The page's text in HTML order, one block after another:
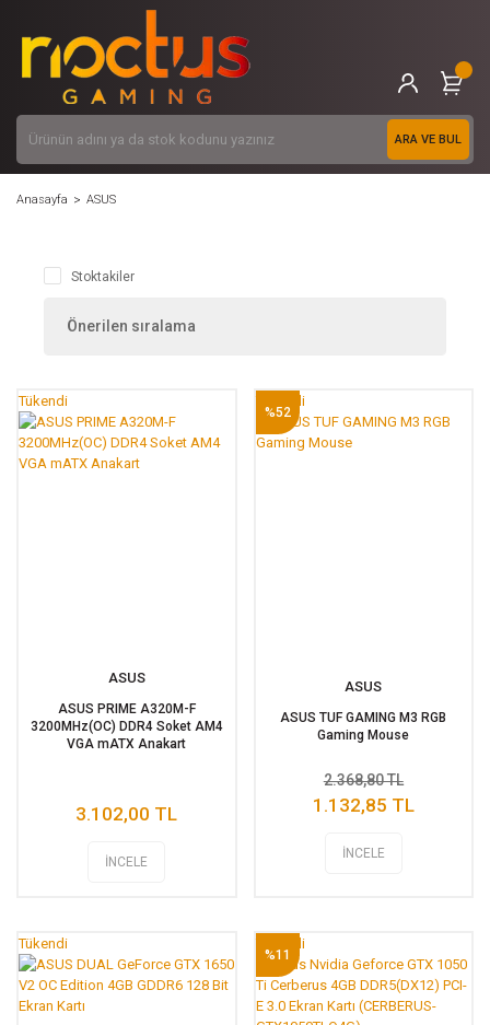
ARA VE BUL
Anasayfa ASUS
Stoktakiler
Tükendi
ASUS
ASUS PRIME A320M-F
3200MHz(OC) DDR4 Soket AM4
VGA mATX Anakart
3.102,00 TL
İNCELE
%52
Tükendi
ASUS
ASUS TUF GAMING M3 RGB
Gaming Mouse
1.132,85 TL
2.368,80 TL
İNCELE
Tükendi
%11
Tükendi